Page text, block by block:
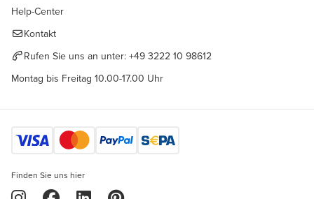
Help-Center
Kontakt
Rufen Sie uns an unter: +49 3222 10 98612
Montag bis Freitag 10.00-17.00 Uhr
Finden Sie uns hier